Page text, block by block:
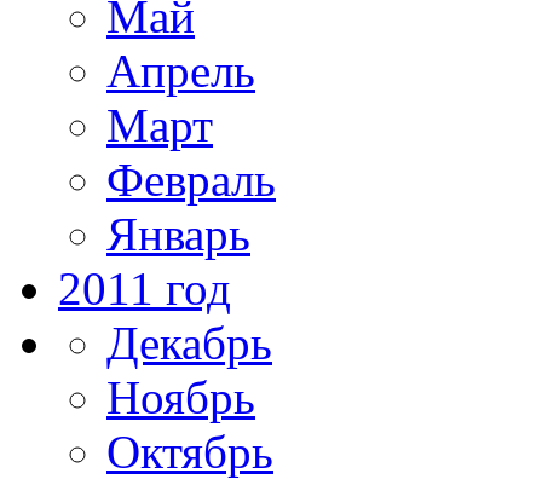
Май
Апрель
Март
Февраль
Январь
2011 год
Декабрь
Ноябрь
Октябрь